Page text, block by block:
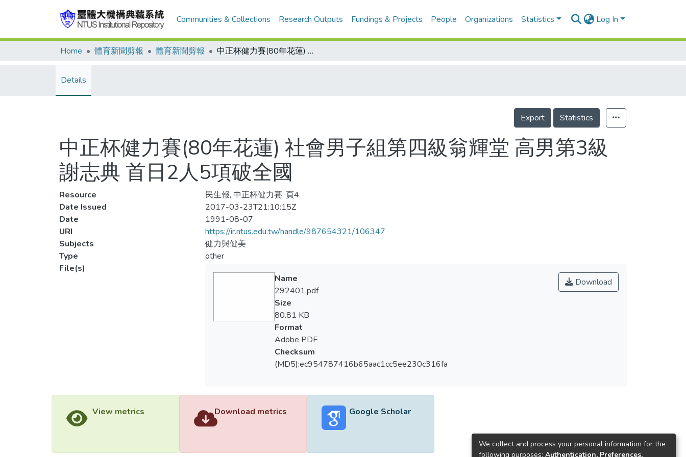
Communities & Collections Research Outputs Fundings & Projects People Organizations Statistics Log In
Home 體育新聞剪報 體育新聞剪報 中正杯健力賽(80年花蓮) 社會男子組第四級翁輝堂 高男第3級謝志典 首日2人5項破全國
Details
Export Statistics
中正杯健力賽(80年花蓮) 社會男子組第四級翁輝堂 高男第3級
謝志典 首日2人5項破全國
Resource
民生報, 中正杯健力賽, 頁4
Date Issued
2017-03-23T21:10:15Z
Date
1991-08-07
URI
https://ir.ntus.edu.tw/handle/987654321/106347
Subjects
健力與健美
Type
other
File(s)
Download
Name
292401.pdf
Size
80.81 KB
Format
Adobe PDF
Checksum
(MD5):ec954787416b65aac1cc5ee230c316fa
View metrics Download metrics Google Scholar
We collect and process your personal information for the
following purposes: Authentication, Preferences,